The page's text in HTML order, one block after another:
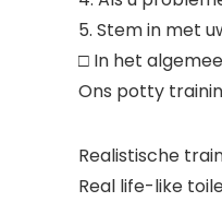
5. Stem in met
□ In het
Ons potty
Realistische
Real life-like